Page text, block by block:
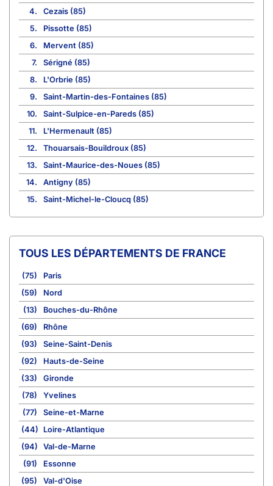
4.
Cezais (85)
5.
Pissotte (85)
6.
Mervent (85)
7.
Sérigné (85)
8.
L'Orbrie (85)
9.
Saint-Martin-des-Fontaines (85)
10.
Saint-Sulpice-en-Pareds (85)
11.
L'Hermenault (85)
12.
Thouarsais-Bouildroux (85)
13.
Saint-Maurice-des-Noues (85)
14.
Antigny (85)
15.
Saint-Michel-le-Cloucq (85)
TOUS LES DÉPARTEMENTS DE FRANCE
(75)
Paris
(59)
Nord
(13)
Bouches-du-Rhône
(69)
Rhône
(93)
Seine-Saint-Denis
(92)
Hauts-de-Seine
(33)
Gironde
(78)
Yvelines
(77)
Seine-et-Marne
(44)
Loire-Atlantique
(94)
Val-de-Marne
(91)
Essonne
(95)
Val-d'Oise